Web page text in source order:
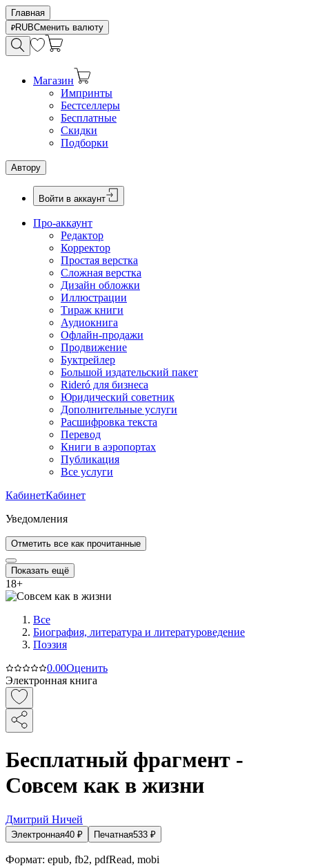
Главная
RUBСменить валюту
Магазин
Импринты
Бестселлеры
Бесплатные
Скидки
Подборки
Автору
Войти в аккаунт
Про-аккаунт
Редактор
Корректор
Простая верстка
Сложная верстка
Дизайн обложки
Иллюстрации
Тираж книги
Аудиокнига
Офлайн-продажи
Продвижение
Буктрейлер
Большой издательский пакет
Rideró для бизнеса
Юридический советник
Дополнительные услуги
Расшифровка текста
Перевод
Книги в аэропортах
Публикация
Все услуги
КабинетКабинет
Уведомления
Отметить все как прочитанные
Показать ещё
18+
Все
Биография, литература и литературоведение
Поэзия
0.00Оценить
Электронная книга
Бесплатный фрагмент -
Совсем как в жизни
Дмитрий Ничей
Электронная40 ₽ Печатная533 ₽
Формат: epub, fb2, pdfRead, mobi